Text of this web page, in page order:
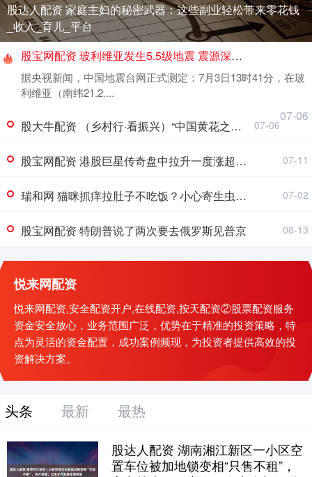
股达人配资 家庭主妇的秘密武器：这些副业轻松带来零花钱
_收入_育儿_平台
股宝网配资 玻利维亚发生5.5级地震 震源深度160公里
据央视新闻，中国地震台网正式测定：7月3日13时41分，在玻
利维亚（南纬21.2....
07-06
股大牛配资 （乡村行·看振兴）“中国黄花之乡”：小小黄花如何撬动乡村大发展 07-06
股宝网配资 港股巨星传奇盘中拉升一度涨超36% 07-11
瑞和网 猫咪抓痒拉肚子不吃饭？小心寄生虫作怪！3招让它健康 07-02
股宝网配资 特朗普说了两次要去俄罗斯见普京 08-13
悦来网配资
悦来网配资,安全配资开户,在线配资,按天配资②股票配资服务
资金安全放心，业务范围广泛，优势在于精准的投资策略，特
点为灵活的资金配置，成功案例频现，为投资者提供高效的投
资解决方案。
头条 最新 最热
股达人配资 湖南湘江新区一小区空
置车位被加地锁变相“只售不租”，